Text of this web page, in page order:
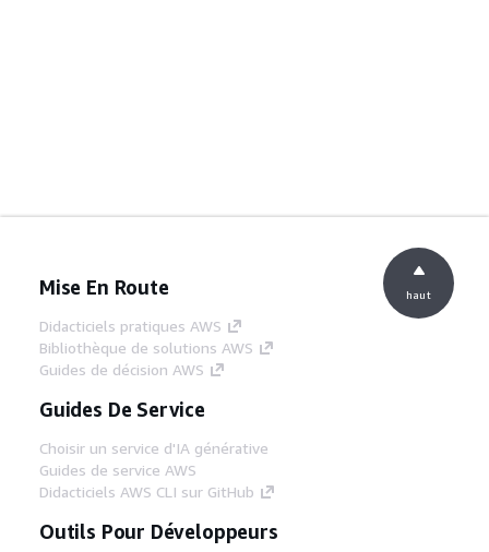
Mise En Route
Didacticiels pratiques AWS
Bibliothèque de solutions AWS
Guides de décision AWS
Guides De Service
Choisir un service d'IA générative
Guides de service AWS
Didacticiels AWS CLI sur GitHub
Outils Pour Développeurs
haut